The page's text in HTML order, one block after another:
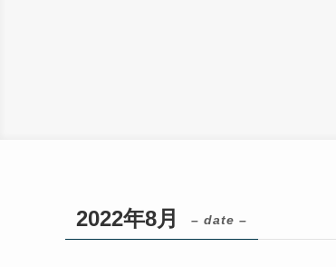
2022年8月 – date –